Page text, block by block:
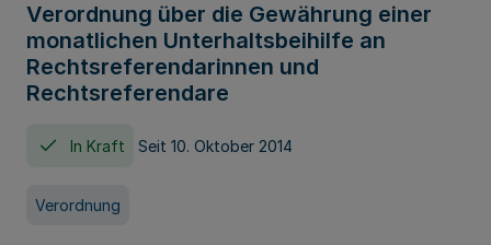
Verordnung über die Gewährung einer
monatlichen Unterhaltsbeihilfe an
Rechtsreferendarinnen und
Rechtsreferendare
In Kraft Seit 10. Oktober 2014
Verordnung